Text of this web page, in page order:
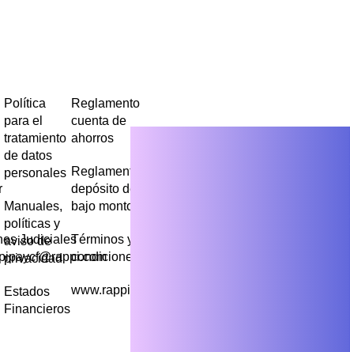
Judiciales
Política
para el
tratamiento
de datos
personales
Manuales,
políticas y
aviso de
privacidad
Estados
Financieros
Reglamento
cuenta de
ahorros
Reglamento
depósito de
bajo monto
Términos y
condiciones
www.rappipay.com